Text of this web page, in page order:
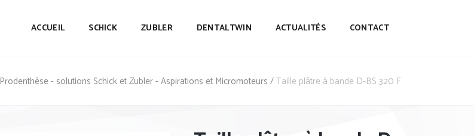
ACCUEIL SCHICK ZUBLER DENTALTWIN ACTUALITÉS CONTACT
Prodenthèse - solutions Schick et Zubler - Aspirations et Micromoteurs /Taille plâtre à bande D-BS 320 F